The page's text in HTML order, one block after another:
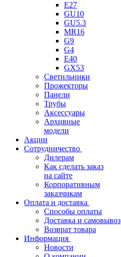
E27
GU10
GU5.3
MR16
G9
G4
E40
GX53
Светильники
Прожекторы
Панели
Трубы
Аксессуары
Архивные
модели
Акции
Сотрудничество
Дилерам
Как сделать заказ
на сайте
Корпоративным
заказчикам
Оплата и доставка
Способы оплаты
Доставка и самовывоз
Возврат товара
Информация
Новости